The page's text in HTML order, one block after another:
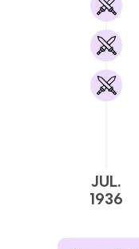
JUL.
1936